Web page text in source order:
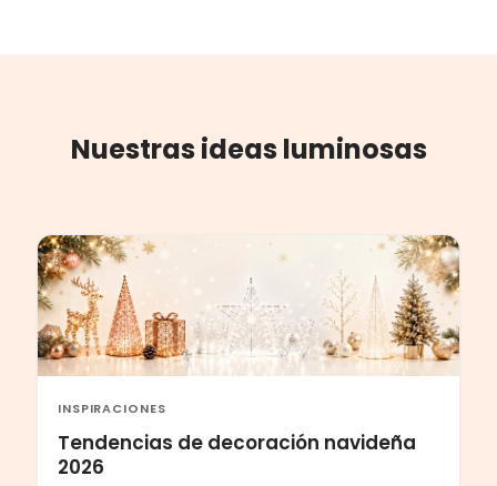
Nuestras ideas luminosas
INSPIRACIONES
Tendencias de decoración navideña
2026